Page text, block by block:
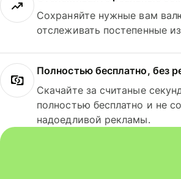
Сохраняйте нужные вам
отслеживать постепенные
Полностью бесплатно, без
Скачайте за считаные
полностью бесплатно и не
надоедливой рекламы.